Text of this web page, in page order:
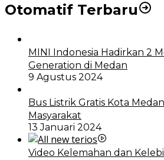
Otomatif Terbaru
MINI Indonesia Hadirkan 2
Generation di Medan
9 Agustus 2024
Bus Listrik Gratis Kota
Masyarakat
13 Januari 2024
Video Kelemahan dan